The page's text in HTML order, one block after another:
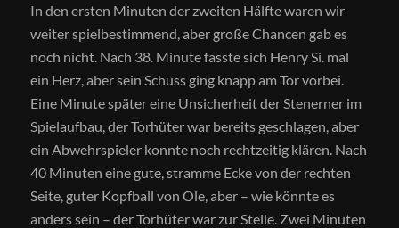
In den ersten Minuten der zweiten Hälfte waren wir
weiter spielbestimmend, aber große Chancen gab es
noch nicht. Nach 38. Minute fasste sich Henry Si. mal
ein Herz, aber sein Schuss ging knapp am Tor vorbei.
Eine Minute später eine Unsicherheit der Stenerner im
Spielaufbau, der Torhüter war bereits geschlagen, aber
ein Abwehrspieler konnte noch rechtzeitig klären. Nach
40 Minuten eine gute, stramme Ecke von der rechten
Seite, guter Kopfball von Ole, aber – wie könnte es
anders sein – der Torhüter war zur Stelle. Zwei Minuten